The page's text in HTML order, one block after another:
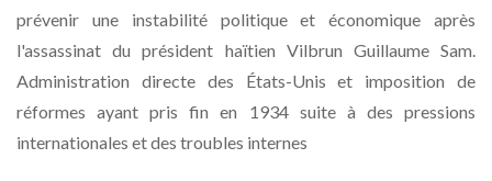
prévenir une instabilité politique et économique après
l'assassinat du président haïtien Vilbrun Guillaume Sam.
Administration directe des États-Unis et imposition de
réformes ayant pris fin en 1934 suite à des pressions
internationales et des troubles internes